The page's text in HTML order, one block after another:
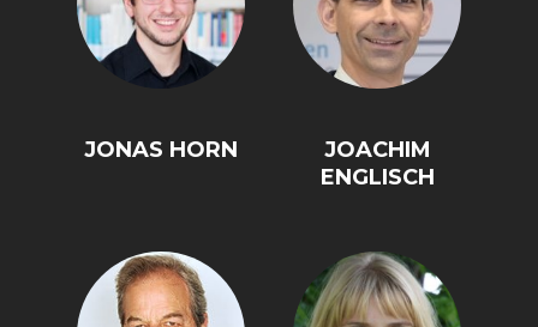
JONAS HORN
JOACHIM
ENGLISCH